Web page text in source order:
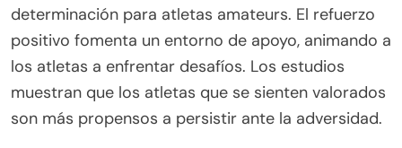
determinación para atletas amateurs. El refuerzo
positivo fomenta un entorno de apoyo, animando a
los atletas a enfrentar desafíos. Los estudios
muestran que los atletas que se sienten valorados
son más propensos a persistir ante la adversidad.